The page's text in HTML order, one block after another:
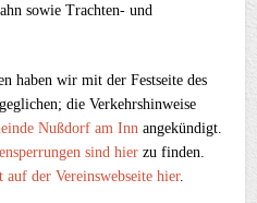
sowie Trachten- und
haben wir mit der Festseite des
die Verkehrshinweise
Nußdorf am Inn angekündigt.
sind hier zu finden.
der Vereinswebseite hier.